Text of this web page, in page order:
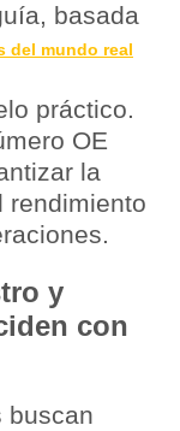
basada
del mundo real
práctico.
OE
la
rendimiento
y
con
buscan